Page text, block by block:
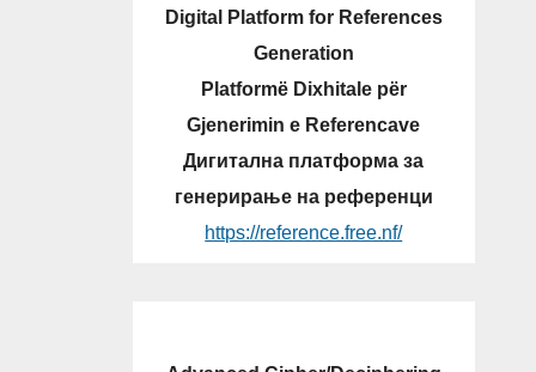
Digital Platform for References
Generation
Platformë Dixhitale për
Gjenerimin e Referencave
Дигитална платформа за
генерирање на референци
https://reference.free.nf/